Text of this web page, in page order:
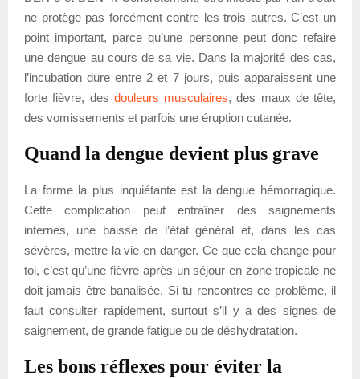
ne protège pas forcément contre les trois autres. C’est un
point important, parce qu’une personne peut donc refaire
une dengue au cours de sa vie. Dans la majorité des cas,
l’incubation dure entre 2 et 7 jours, puis apparaissent une
forte fièvre, des douleurs musculaires, des maux de tête,
des vomissements et parfois une éruption cutanée.
Quand la dengue devient plus grave
La forme la plus inquiétante est la dengue hémorragique.
Cette complication peut entraîner des saignements
internes, une baisse de l’état général et, dans les cas
sévères, mettre la vie en danger. Ce que cela change pour
toi, c’est qu’une fièvre après un séjour en zone tropicale ne
doit jamais être banalisée. Si tu rencontres ce problème, il
faut consulter rapidement, surtout s’il y a des signes de
saignement, de grande fatigue ou de déshydratation.
Les bons réflexes pour éviter la